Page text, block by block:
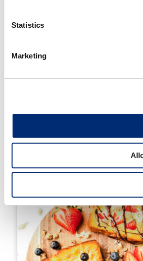
Statistics
Marketing
Batido de desayuno de